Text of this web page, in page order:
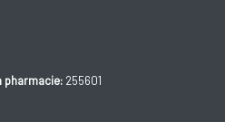
pharmacie:255601